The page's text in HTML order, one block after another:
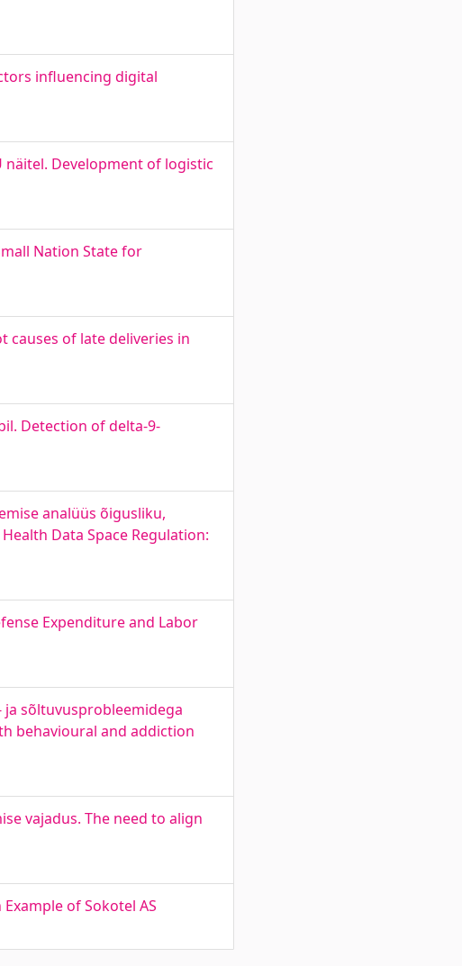
influencing digital
Development of logistic
Nation State for
causes of late deliveries in
Detection of delta-9-
analüüs õigusliku,
Data Space Regulation:
Expenditure and Labor
sõltuvusprobleemidega
behavioural and addiction
vajadus. The need to align
of Sokotel AS